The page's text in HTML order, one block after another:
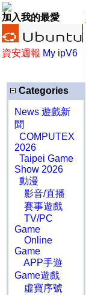
加入我的最愛
資安週報 My ipV6
Categories
News 遊戲新
聞
COMPUTEX
2026
Taipei Game
Show 2026
動漫
影音/直播
賽事遊戲
TV/PC
Game
Online
Game
APP手遊
Game遊戲
虛寶序號